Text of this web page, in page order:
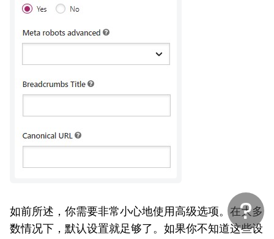
如前所述，你需要非常小心地使用高级选项。在大多
数情况下，默认设置就足够了。如果你不知道这些设